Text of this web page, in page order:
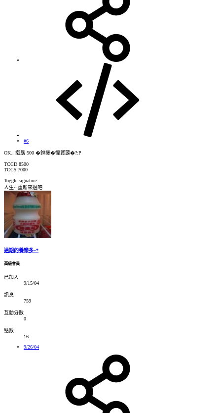
#6
OK.. 撠勗 500 �銝瘥�憟賢噩�?:P
TCCD 8500
TCC5 7000
Toggle signature
人生~ 重新來過吧
過期的養樂多~*
高級會員
已加入
9/15/04
訊息
759
互動分數
0
點數
16
9/26/04